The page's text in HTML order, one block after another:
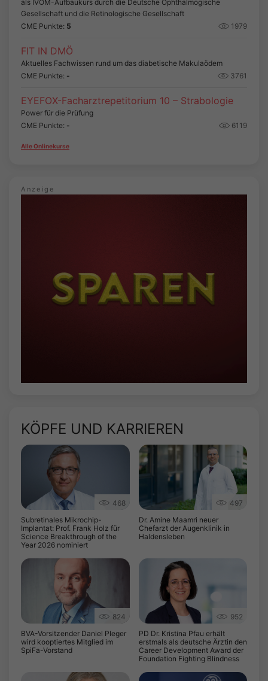
als IVOM-Aufbaukurs durch die Deutsche Ophthalmogische
Gesellschaft und die Retinologische Gesellschaft
CME Punkte: 5 1979
FIT IN DMÖ
Aktuelles Fachwissen rund um das diabetische Makulaödem
CME Punkte: - 3761
EYEFOX-Facharztrepetitorium 10 – Strabologie
Power für die Prüfung
CME Punkte: - 6119
Alle Onlinekurse
KÖPFE UND KARRIEREN
468
Subretinales Mikrochip-
Implantat: Prof. Frank Holz für
Science Breakthrough of the
Year 2026 nominiert
497
Dr. Amine Maamri neuer
Chefarzt der Augenklinik in
Haldensleben
824
BVA-Vorsitzender Daniel Pleger
wird kooptiertes Mitglied im
SpiFa-Vorstand
952
PD Dr. Kristina Pfau erhält
erstmals als deutsche Ärztin den
Career Development Award der
Foundation Fighting Blindness